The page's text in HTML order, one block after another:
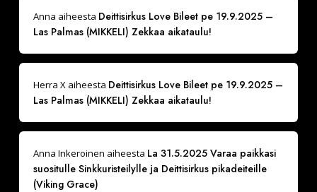
Anna aiheesta Deittisirkus Love Bileet pe 19.9.2025 –
Las Palmas (MIKKELI) Zekkaa aikataulu!
Herra Xaiheesta Deittisirkus Love Bileet pe 19.9.2025 –
Las Palmas (MIKKELI) Zekkaa aikataulu!
Anna Inkeroinen aiheesta La 31.5.2025 Varaa paikkasi
suositulle Sinkkuristeilylle ja Deittisirkus pikadeiteille
(Viking Grace)